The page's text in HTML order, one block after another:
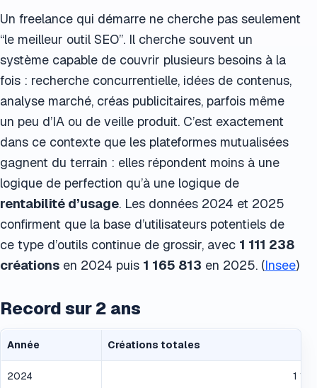
Un freelance qui démarre ne cherche pas seulement
“le meilleur outil SEO”. Il cherche souvent un
système capable de couvrir plusieurs besoins à la
fois : recherche concurrentielle, idées de contenus,
analyse marché, créas publicitaires, parfois même
un peu d’IA ou de veille produit. C’est exactement
dans ce contexte que les plateformes mutualisées
gagnent du terrain : elles répondent moins à une
logique de perfection qu’à une logique de
rentabilité d’usage. Les données 2024 et 2025
confirment que la base d’utilisateurs potentiels de
ce type d’outils continue de grossir, avec 1 111 238
créations en 2024 puis 1 165 813 en 2025. (Insee)
Record sur 2 ans
Année Créations totales
2024 1